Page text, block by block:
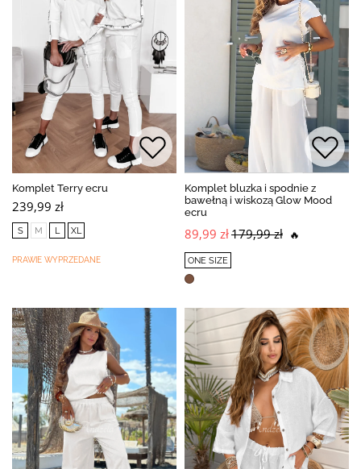
Komplet Terry ecru
239,99 zł
S M L XL
PRAWIE WYPRZEDANE
Komplet bluzka i spodnie z
bawełną i wiskozą Glow Mood
ecru
89,99 zł179,99 zł 🔥
ONE SIZE